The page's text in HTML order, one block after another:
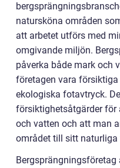
natursköna områden
att arbetet utförs med
omgivande miljön.
påverka både mark och
företagen vara
ekologiska fotavtryck.
försiktighetsåtgärder för
och vatten och att man
området till sitt